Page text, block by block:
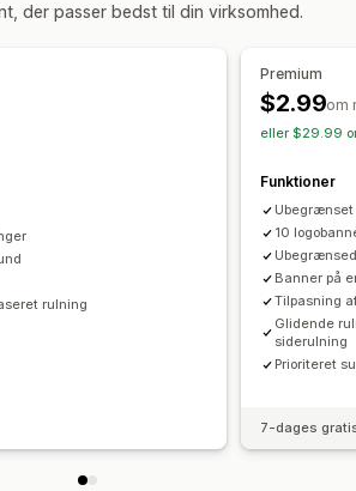
der passer bedst til din virksomhed.
rulning
Premium
$2.99om
eller $29.99
Funktioner
10
Banner på
Tilpasning
Glidende
siderulning
Prioriteret
7-dages